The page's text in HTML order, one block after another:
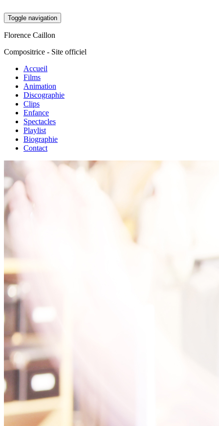
Toggle navigation
Florence Caillon
Compositrice - Site officiel
Accueil
Films
Animation
Discographie
Clips
Enfance
Spectacles
Playlist
Biographie
Contact